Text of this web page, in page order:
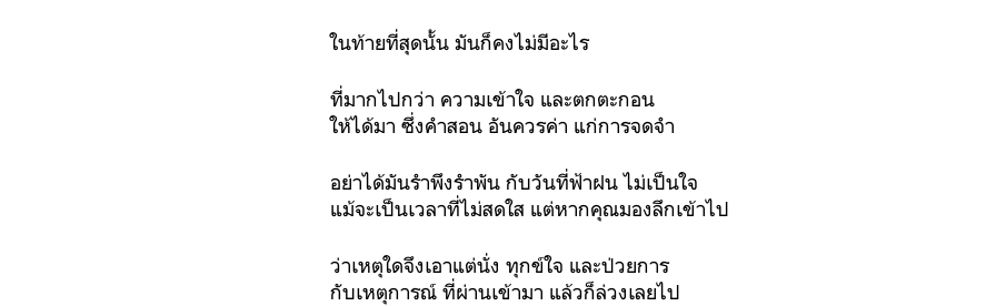
ในท้ายที่สุดนั้น มันก็คงไม่มีอะไร
ที่มากไปกว่า ความเข้าใจ และตกตะกอน
ให้ได้มา ซึ่งคำสอน อันควรค่า แก่การจดจำ
อย่าได้มันรำพึงรำพัน กับวันที่ฟ้าฝน ไม่เป็นใจ
แม้จะเป็นเวลาที่ไม่สดใส แต่หากคุณมองลึกเข้าไป
ว่าเหตุใดจึงเอาแต่นั่ง ทุกข์ใจ และป่วยการ
กับเหตุการณ์ ที่ผ่านเข้ามา แล้วก็ล่วงเลยไป